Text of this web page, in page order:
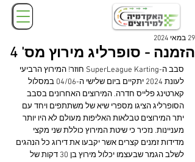
הזמנה - סופרליג מירוץ מס' 4
29 במאי 2024
סבב ה-SuperLeague Karting חוזר! המירוץ הרביעי
לעונת 2024 יתקיים ביום שלישי ה-04/06 במסלול
קארטינג פלייס חדרה. המירוצים האחרונים בסבב
הסופרליג הציגו מספרי שיא של משתתפים ויחד עם
יתר המירוצים טבלאות האליפות מעולם לא היו יותר
מעניינות. נזכיר כי שיטת המירוץ כוללת שני מקצי
מדידות זמנים קצרים אשר יקבעו את דירוג כל הנהגים
לשלב הגמר שבעצמו יכלול מירוץ בן 30 דקות של